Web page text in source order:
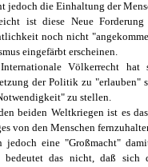
jedoch die Einhaltung der
ist diese Neue
noch nicht
eingefärbt erscheinen.
Völkerrecht
der Politik zu "erlauben"
zu stellen.
beiden Weltkriegen ist es
von den Menschen
jedoch eine "Großmacht"
bedeutet das nicht, daß sich